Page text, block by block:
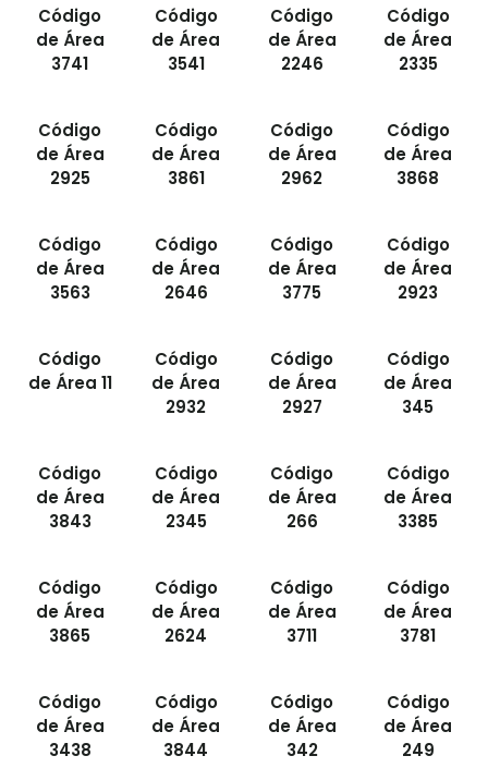
Código
de Área
3741
Código
de Área
3541
Código
de Área
2246
Código
de Área
2335
Código
de Área
2925
Código
de Área
3861
Código
de Área
2962
Código
de Área
3868
Código
de Área
3563
Código
de Área
2646
Código
de Área
3775
Código
de Área
2923
Código
de Área 11
Código
de Área
2932
Código
de Área
2927
Código
de Área
345
Código
de Área
3843
Código
de Área
2345
Código
de Área
266
Código
de Área
3385
Código
de Área
3865
Código
de Área
2624
Código
de Área
3711
Código
de Área
3781
Código
de Área
3438
Código
de Área
3844
Código
de Área
342
Código
de Área
249